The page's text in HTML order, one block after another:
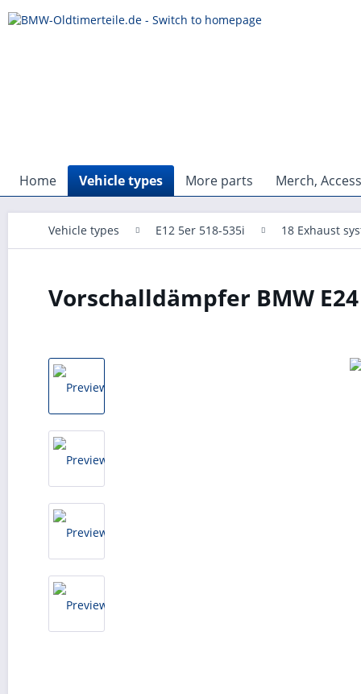
Home Vehicle types More parts Merch,
Vehicle types E12 5er 518-535i 18 Exhaust
Vorschalldämpfer BMW E24